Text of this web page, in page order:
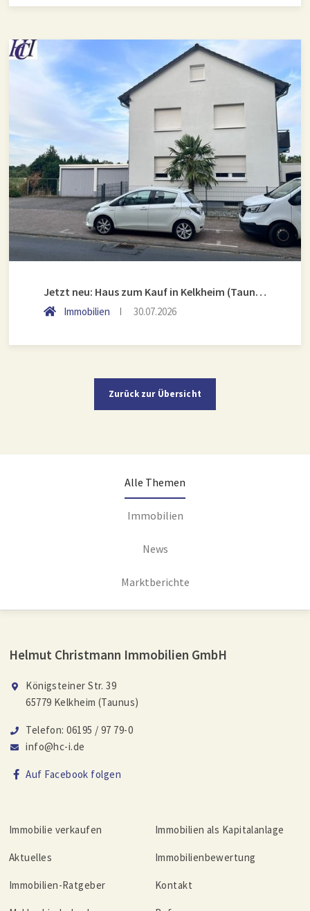
Jetzt neu: Haus zum Kauf in Kelkheim (Taunus)
Immobilien 30.07.2026
Zurück zur Übersicht
Alle Themen
Immobilien
News
Marktberichte
Helmut Christmann Immobilien GmbH
Königsteiner Str. 39
65779 Kelkheim (Taunus)
Telefon: 06195 / 97 79-0
info@hc-i.de
Auf Facebook folgen
Immobilie verkaufen Immobilien als Kapitalanlage
Aktuelles Immobilienbewertung
Immobilien-Ratgeber Kontakt